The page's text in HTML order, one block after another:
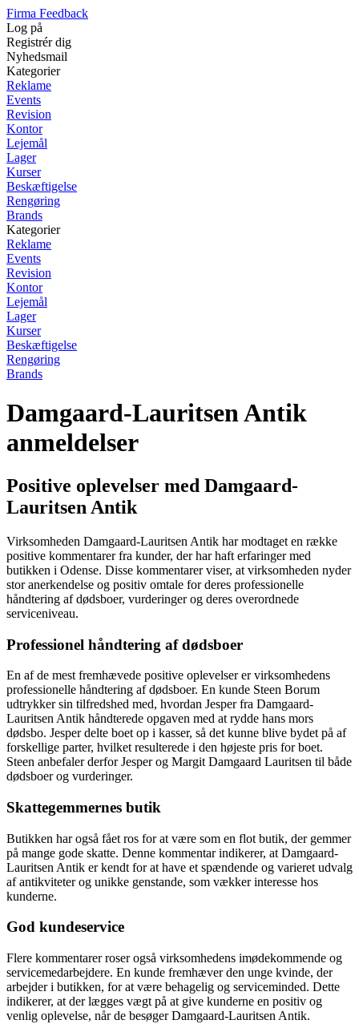
Firma Feedback
Log på
Registrér dig
Nyhedsmail
Kategorier
Reklame
Events
Revision
Kontor
Lejemål
Lager
Kurser
Beskæftigelse
Rengøring
Brands
Kategorier
Reklame
Events
Revision
Kontor
Lejemål
Lager
Kurser
Beskæftigelse
Rengøring
Brands
Damgaard-Lauritsen Antik
anmeldelser
Positive oplevelser med Damgaard-
Lauritsen Antik
Virksomheden Damgaard-Lauritsen Antik har modtaget en række
positive kommentarer fra kunder, der har haft erfaringer med
butikken i Odense. Disse kommentarer viser, at virksomheden nyder
stor anerkendelse og positiv omtale for deres professionelle
håndtering af dødsboer, vurderinger og deres overordnede
serviceniveau.
Professionel håndtering af dødsboer
En af de mest fremhævede positive oplevelser er virksomhedens
professionelle håndtering af dødsboer. En kunde Steen Borum
udtrykker sin tilfredshed med, hvordan Jesper fra Damgaard-
Lauritsen Antik håndterede opgaven med at rydde hans mors
dødsbo. Jesper delte boet op i kasser, så det kunne blive bydet på af
forskellige parter, hvilket resulterede i den højeste pris for boet.
Steen anbefaler derfor Jesper og Margit Damgaard Lauritsen til både
dødsboer og vurderinger.
Skattegemmernes butik
Butikken har også fået ros for at være som en flot butik, der gemmer
på mange gode skatte. Denne kommentar indikerer, at Damgaard-
Lauritsen Antik er kendt for at have et spændende og varieret udvalg
af antikviteter og unikke genstande, som vækker interesse hos
kunderne.
God kundeservice
Flere kommentarer roser også virksomhedens imødekommende og
servicemedarbejdere. En kunde fremhæver den unge kvinde, der
arbejder i butikken, for at være behagelig og serviceminded. Dette
indikerer, at der lægges vægt på at give kunderne en positiv og
venlig oplevelse, når de besøger Damgaard-Lauritsen Antik.